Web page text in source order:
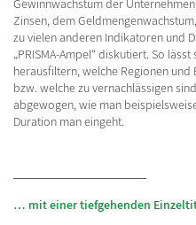
Gewinnwachstum der
Zinsen, dem
zu vielen anderen Indikatoren und
„PRISMA-Ampel“ diskutiert. So
herausfiltern, welche Regionen
bzw. welche zu vernachlässigen
abgewogen, wie man
Duration man eingeht.
… mit einer tiefgehenden